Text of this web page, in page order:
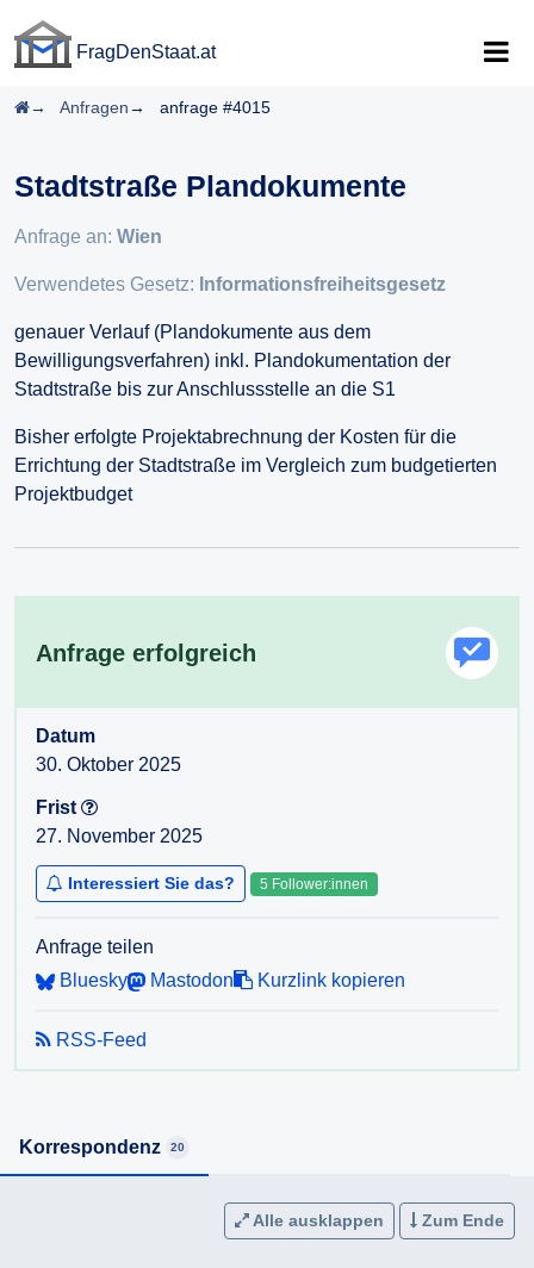
FragDenStaat.at
Startseite
Anfragen anfrage #4015
Stadtstraße Plandokumente
Anfrage an: Wien
Verwendetes Gesetz: Informationsfreiheitsgesetz
genauer Verlauf (Plandokumente aus dem
Bewilligungsverfahren) inkl. Plandokumentation der
Stadtstraße bis zur Anschlussstelle an die S1
Bisher erfolgte Projektabrechnung der Kosten für die
Errichtung der Stadtstraße im Vergleich zum budgetierten
Projektbudget
Anfrage erfolgreich
Datum
30. Oktober 2025
Frist
27. November 2025
Interessiert Sie das? 5 Follower:innen
Anfrage teilen
Bluesky
Mastodon Kurzlink kopieren
RSS-Feed
Korrespondenz 20
Alle ausklappen Zum Ende